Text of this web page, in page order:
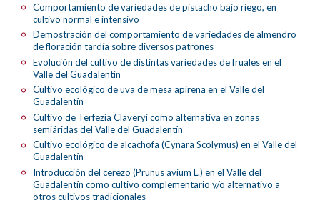
Comportamiento de variedades de pistacho bajo riego, en
cultivo normal e intensivo
Demostración del comportamiento de variedades de almendro
de floración tardía sobre diversos patrones
Evolución del cultivo de distintas variedades de fruales en el
Valle del Guadalentín
Cultivo ecológico de uva de mesa apirena en el Valle del
Guadalentín
Cultivo de Terfezia Claveryi como alternativa en zonas
semiáridas del Valle del Guadalentín
Cultivo ecológico de alcachofa (Cynara Scolymus) en el Valle del
Guadalentín
Introducción del cerezo (Prunus avium L.) en el Valle del
Guadalentín como cultivo complementario y/o alternativo a
otros cultivos tradicionales